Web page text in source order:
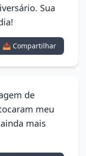
Sua
📤 Compartilhar
de
meu
mais